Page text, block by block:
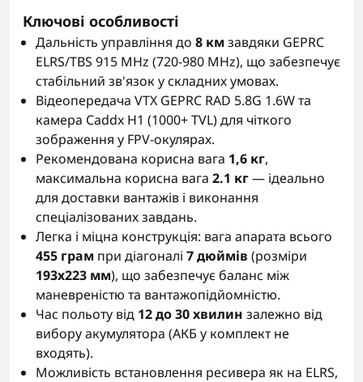
Ключові особливості
Дальність управління до 8 кмзавдяки GEPRC
ELRS/TBS 915 MHz (720-980 MHz), що забезпечує
стабільний зв'язок у складних умовах.
Відеопередача VTX GEPRC RAD 5.8G 1.6W та
камера Caddx H1 (1000+ TVL) для чіткого
зображення у FPV-окулярах.
Рекомендована корисна вага 1,6 кг,
максимальна корисна вага 2.1 кг— ідеально
для доставки вантажів і виконання
спеціалізованих завдань.
Легка і міцна конструкція: вага апарата всього
455 грам при діагоналі 7 дюймів (розміри
193х223 мм), що забезпечує баланс між
маневреністю та вантажопідйомністю.
Час польоту від 12 до 30 хвилин залежно від
вибору акумулятора (АКБ у комплект не
входять).
Можливість встановлення ресивера як на ELRS,